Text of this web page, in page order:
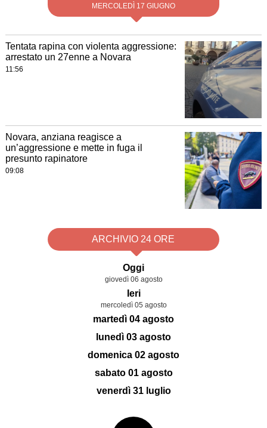
MERCOLEDÌ 17 GIUGNO
Tentata rapina con violenta aggressione:
arrestato un 27enne a Novara
11:56
Novara, anziana reagisce a
un’aggressione e mette in fuga il
presunto rapinatore
09:08
ARCHIVIO 24 ORE
Oggi
giovedì 06 agosto
Ieri
mercoledì 05 agosto
martedì 04 agosto
lunedì 03 agosto
domenica 02 agosto
sabato 01 agosto
venerdì 31 luglio